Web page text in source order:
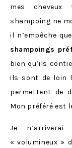
mes cheveux
shampoing ne
il n’empêche
shampoings
bien qu’ils
ils sont de loin
permettent de
Mon préféré est
Je
« volumineux »